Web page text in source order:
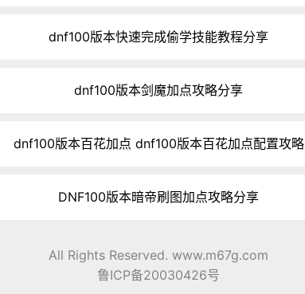
dnf100版本快速完成偷学技能教程分享
dnf100版本剑魔加点攻略分享
dnf100版本百花加点 dnf100版本百花加点配置攻略
DNF100版本暗帝刷图加点攻略分享
All Rights Reserved. www.m67g.com
鲁ICP备20030426号